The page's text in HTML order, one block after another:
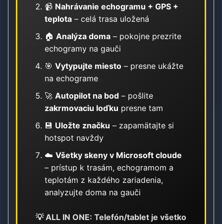
📹 Nahrávanie echogramu + GPS +
teplota – celá trasa uložená
🏠 Analýza doma – pokojne prezrite
echogramy na gauči
🎯 Vytypujte miesto – presne ukážte
na echograme
🚀 Autopilot na bod – pošlite
zakrmovaciu loďku presne tam
💾 Uložte značku – zapamätajte si
hotspot navždy
☁️ Všetky skeny v Microsoft cloude
– prístup k trasám, echogramom a
teplotám z každého zariadenia,
analyzujte doma na gauči
💡 ALL IN ONE: Telefón/tablet je všetko